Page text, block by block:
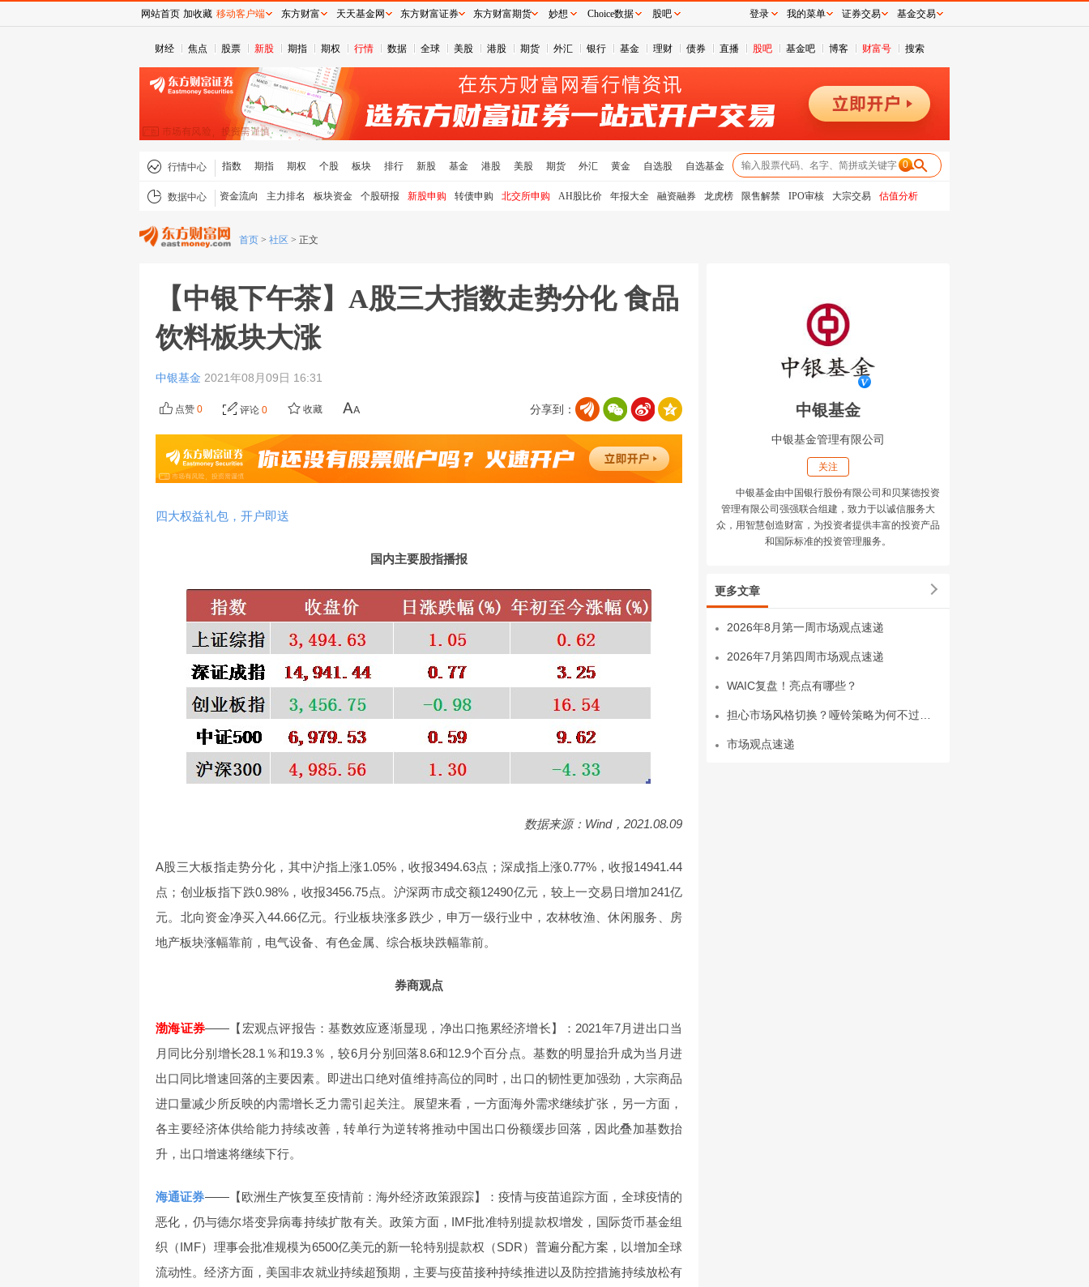
财经 焦点 股票 新股 期指 期权 行情 数据 全球 美股 港股 期货 外汇 银行 基金 理财 债券 直播 股吧 基金吧 博客 财富号 搜索
行情中心 指数 期指 期权 个股 板块 排行 新股 基金 港股 美股 期货 外汇 黄金 自选股 自选基金 0
数据中心 资金流向 主力排名 板块资金 个股研报 新股申购 转债申购 北交所申购 AH股比价 年报大全 融资融券 龙虎榜 限售解禁 IPO审核 大宗交易 估值分析
首页 > 社区 > 正文
【中银下午茶】A股三大指数走势分化 食品
饮料板块大涨
中银基金 2021年08月09日 16:31
分享到：
点赞 0 评论 0 收藏
四大权益礼包，开户即送
国内主要股指播报
数据来源：Wind，2021.08.09
A股三大板指走势分化，其中沪指上涨1.05%，收报3494.63点；深成指上涨0.77%，收报14941.44
点；创业板指下跌0.98%，收报3456.75点。沪深两市成交额12490亿元，较上一交易日增加241亿
元。北向资金净买入44.66亿元。行业板块涨多跌少，申万一级行业中，农林牧渔、休闲服务、房
地产板块涨幅靠前，电气设备、有色金属、综合板块跌幅靠前。
券商观点
渤海证券——【宏观点评报告：基数效应逐渐显现，净出口拖累经济增长】：2021年7月进出口当
月同比分别增长28.1％和19.3％，较6月分别回落8.6和12.9个百分点。基数的明显抬升成为当月进
出口同比增速回落的主要因素。即进出口绝对值维持高位的同时，出口的韧性更加强劲，大宗商品
进口量减少所反映的内需增长乏力需引起关注。展望来看，一方面海外需求继续扩张，另一方面，
各主要经济体供给能力持续改善，转单行为逆转将推动中国出口份额缓步回落，因此叠加基数抬
升，出口增速将继续下行。
海通证券——【欧洲生产恢复至疫情前：海外经济政策跟踪】：疫情与疫苗追踪方面，全球疫情的
恶化，仍与德尔塔变异病毒持续扩散有关。政策方面，IMF批准特别提款权增发，国际货币基金组
织（IMF）理事会批准规模为6500亿美元的新一轮特别提款权（SDR）普遍分配方案，以增加全球
流动性。经济方面，美国非农就业持续超预期，主要与疫苗接种持续推进以及防控措施持续放松有
中银基金
中银基金管理有限公司
关注
中银基金由中国银行股份有限公司和贝莱德投资
管理有限公司强强联合组建，致力于以诚信服务大
众，用智慧创造财富，为投资者提供丰富的投资产品
和国际标准的投资管理服务。
更多文章
2026年8月第一周市场观点速递
2026年7月第四周市场观点速递
WAIC复盘！亮点有哪些？
市场观点速递
网站首页 加收藏 移动客户端 东方财富 天天基金网 东方财富证券 东方财富期货 妙想 Choice数据 股吧 登录 我的菜单 证券交易 基金交易